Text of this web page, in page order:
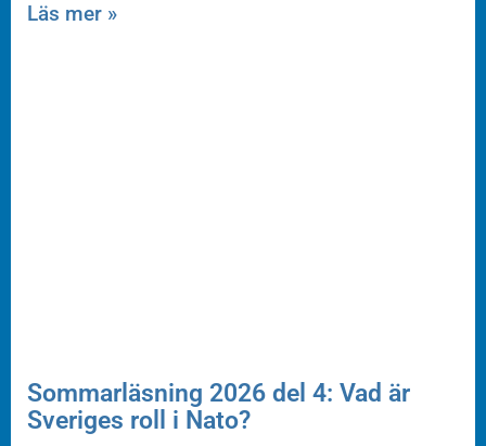
Läs mer »
Sommarläsning 2026 del 4: Vad är
Sveriges roll i Nato?